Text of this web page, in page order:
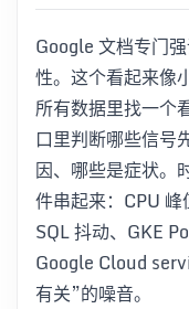
Google 文档专门
性。这个看起来像
所有数据里找一个
口里判断哪些信号
因、哪些是症状。
件串起来：CPU
SQL 抖动、GKE
Google Cloud
有关”的噪音。